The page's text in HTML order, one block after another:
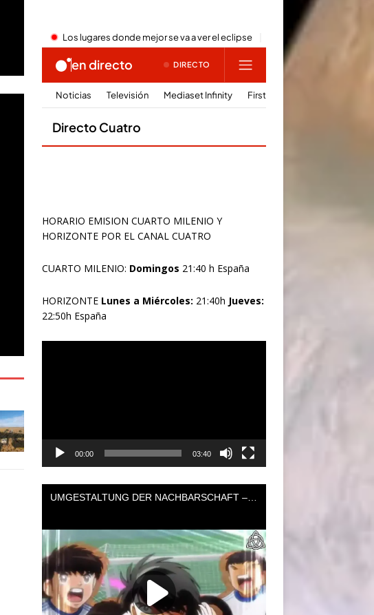
HORARIO EMISION CUARTO MILENIO Y
HORIZONTE POR EL CANAL CUATRO
CUARTO MILENIO: Domingos 21:40 h España
HORIZONTE Lunes a Miércoles: 21:40h Jueves:
22:50h España
00:00 03:40